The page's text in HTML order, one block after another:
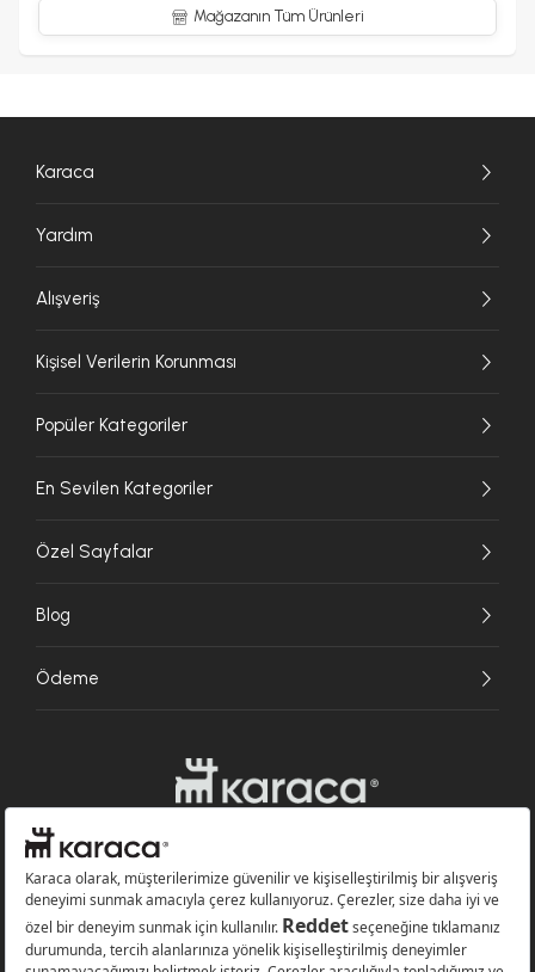
Mağazanın Tüm Ürünleri
Karaca
Yardım
Alışveriş
Kişisel Verilerin Korunması
Popüler Kategoriler
En Sevilen Kategoriler
Özel Sayfalar
Blog
Ödeme
Websitesinde kullanılan bazı görseller yapay zekâ (AI) ile üretilmiştir.